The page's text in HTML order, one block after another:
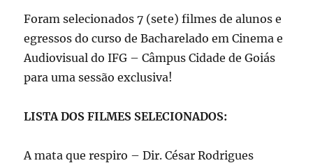
Foram selecionados 7 (sete) filmes de alunos e
egressos do curso de Bacharelado em Cinema e
Audiovisual do IFG – Câmpus Cidade de Goiás
para uma sessão exclusiva!
LISTA DOS FILMES SELECIONADOS:
A mata que respiro – Dir. César Rodrigues